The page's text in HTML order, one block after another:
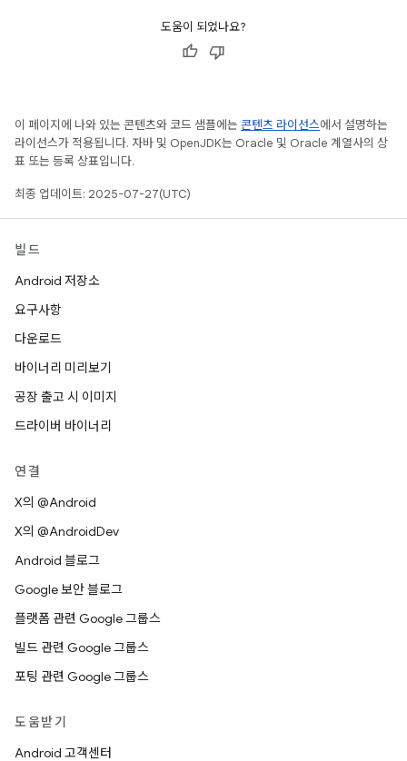
도움이 되었나요?
이 페이지에 나와 있는 콘텐츠와 코드 샘플에는 콘텐츠 라이선스에서 설명하는
라이선스가 적용됩니다. 자바 및 OpenJDK는 Oracle 및 Oracle 계열사의 상
표 또는 등록 상표입니다.
최종 업데이트: 2025-07-27(UTC)
빌드
Android 저장소
요구사항
다운로드
바이너리 미리보기
공장 출고 시 이미지
드라이버 바이너리
연결
X의 @Android
X의 @AndroidDev
Android 블로그
Google 보안 블로그
플랫폼 관련 Google 그룹스
빌드 관련 Google 그룹스
포팅 관련 Google 그룹스
도움받기
Android 고객센터